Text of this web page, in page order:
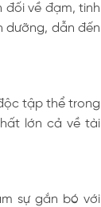
đối về đạm, tinh
dưỡng, dẫn đến
tập thể trong
lớn cả về tài
sự gắn bó với